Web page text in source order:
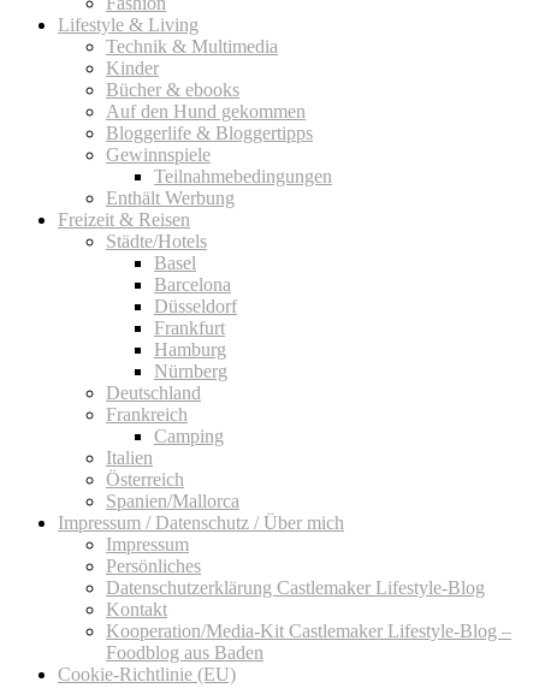
Lifestyle & Living
Technik & Multimedia
Kinder
Bücher & ebooks
Auf den Hund gekommen
Bloggerlife & Bloggertipps
Gewinnspiele
Teilnahmebedingungen
Enthält Werbung
Freizeit & Reisen
Städte/Hotels
Basel
Barcelona
Düsseldorf
Frankfurt
Hamburg
Nürnberg
Deutschland
Frankreich
Camping
Italien
Österreich
Spanien/Mallorca
Impressum / Datenschutz / Über mich
Impressum
Persönliches
Datenschutzerklärung Castlemaker Lifestyle-Blog
Kontakt
Kooperation/Media-Kit Castlemaker Lifestyle-Blog –
Foodblog aus Baden
Cookie-Richtlinie (EU)